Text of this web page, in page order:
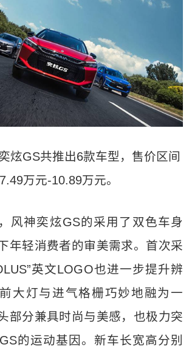
炫GS共推出6款车型，售价区间
万元-10.89万元。
风神奕炫GS的采用了双色车身
年轻消费者的审美需求。首次采
英文LOGO也进一步提升辨
大灯与进气格栅巧妙地融为一
部分兼具时尚与美感，也极力突
的运动基因。新车长宽高分别